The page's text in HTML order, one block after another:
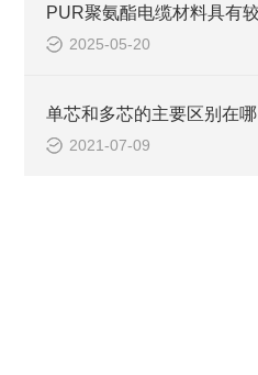
2025-05-20
单芯和多芯的主要区别在哪
2021-07-09